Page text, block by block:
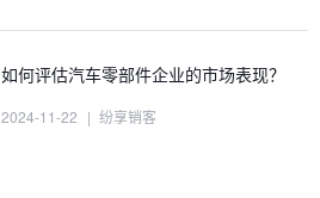
如何评估汽车零部件企业的市场表现？
2024-11-22 | 纷享销客